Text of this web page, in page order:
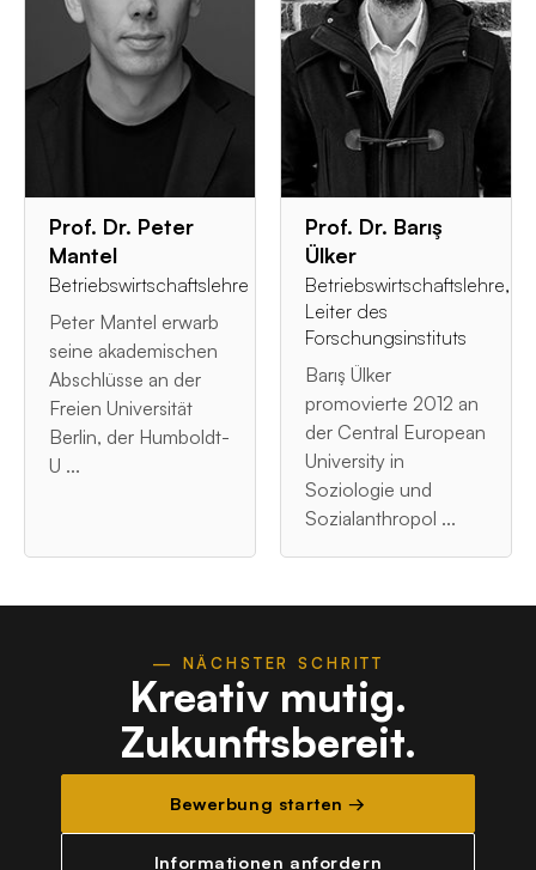
Prof. Dr. Peter
Mantel
Betriebswirtschaftslehre
Peter Mantel erwarb
seine akademischen
Abschlüsse an der
Freien Universität
Berlin, der Humboldt-
U ...
Prof. Dr. Barış
Ülker
Betriebswirtschaftslehre,
Leiter des
Forschungsinstituts
Barış Ülker
promovierte 2012 an
der Central European
University in
Soziologie und
Sozialanthropol ...
— NÄCHSTER SCHRITT
Kreativ mutig.
Zukunftsbereit.
Bewerbung starten →
Informationen anfordern